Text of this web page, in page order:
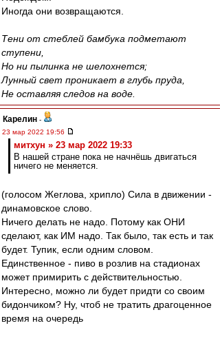
Иногда они возвращаются.
Тени от стеблей бамбука подметают
ступени,
Но ни пылинка не шелохнется;
Лунный свет проникает в глубь пруда,
Не оставляя следов на воде.
Карелин -
23 мар 2022 19:56
митхун » 23 мар 2022 19:33
В нашей стране пока не начнёшь двигаться
ничего не меняется.
(голосом Жеглова, хрипло) Сила в движении -
динамовское слово.
Ничего делать не надо. Потому как ОНИ
сделают, как ИМ надо. Так было, так есть и так
будет. Тупик, если одним словом.
Единственное - пиво в розлив на стадионах
может примирить с действительностью.
Интересно, можно ли будет придти со своим
бидончиком? Ну, чтоб не тратить драгоценное
время на очередь